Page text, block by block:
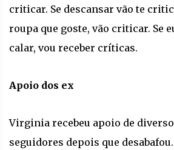
criticar. Se descansar vão te
roupa que goste, vão criticar. Se
calar, vou receber críticas.
Apoio dos ex
Virginia recebeu apoio de
seguidores depois que